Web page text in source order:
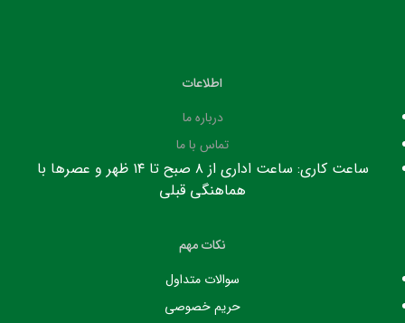
اطلاعات
درباره ما
تماس با ما
ساعت کاری: ساعت اداری از ۸ صبح تا ۱۴ ظهر و عصرها با
هماهنگی قبلی
نکات مهم
سوالات متداول
حریم خصوصی